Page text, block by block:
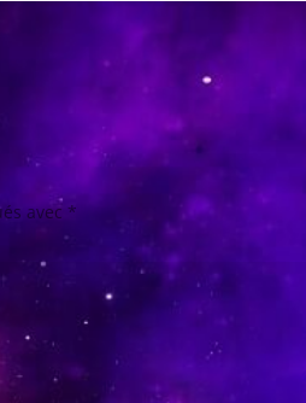
avec*